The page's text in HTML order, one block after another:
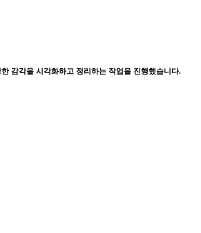
감각을 시각화하고 정리하는 작업을 진행했습니다.